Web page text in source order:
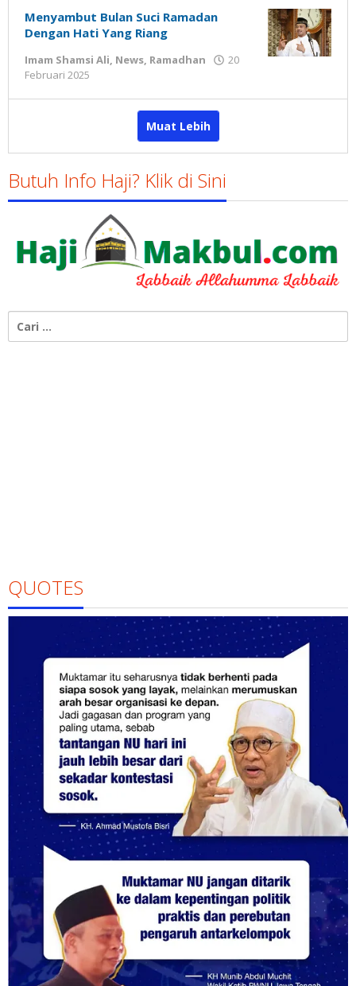
Menyambut Bulan Suci Ramadan
Dengan Hati Yang Riang
Imam Shamsi Ali, News, Ramadhan
20
Februari 2025
Susanto
Muat Lebih
Butuh Info Haji? Klik di Sini
untuk:
QUOTES